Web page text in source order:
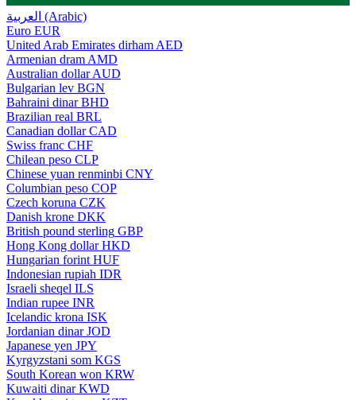
العربية (Arabic)
Euro EUR
United Arab Emirates dirham AED
Armenian dram AMD
Australian dollar AUD
Bulgarian lev BGN
Bahraini dinar BHD
Brazilian real BRL
Canadian dollar CAD
Swiss franc CHF
Chilean peso CLP
Chinese yuan renminbi CNY
Columbian peso COP
Czech koruna CZK
Danish krone DKK
British pound sterling GBP
Hong Kong dollar HKD
Hungarian forint HUF
Indonesian rupiah IDR
Israeli sheqel ILS
Indian rupee INR
Icelandic krona ISK
Jordanian dinar JOD
Japanese yen JPY
Kyrgyzstani som KGS
South Korean won KRW
Kuwaiti dinar KWD